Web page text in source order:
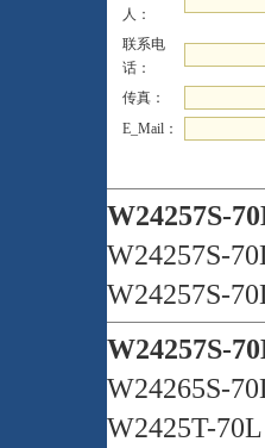
人：
联系电
话：
传真：
E_Mail：
W24257S-
W24257S-
W24257S-
W24257S-
W24265S-
W2425T-70L